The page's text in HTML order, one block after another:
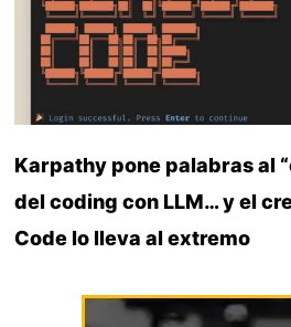
Karpathy pone palabras al
del coding con LLM… y el
Code lo lleva al extremo